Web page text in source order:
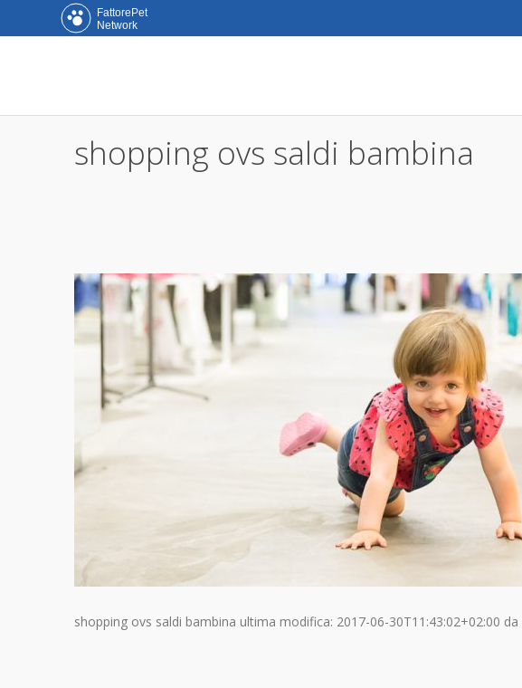
shopping ovs saldi bambina
shopping ovs saldi bambina ultima modifica: 2017-06-30T11:43:02+02:00 da
FattorePet
Network